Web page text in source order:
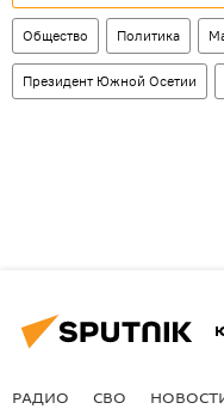
Общество Политика
Президент Южной Осетии
РАДИО СВО